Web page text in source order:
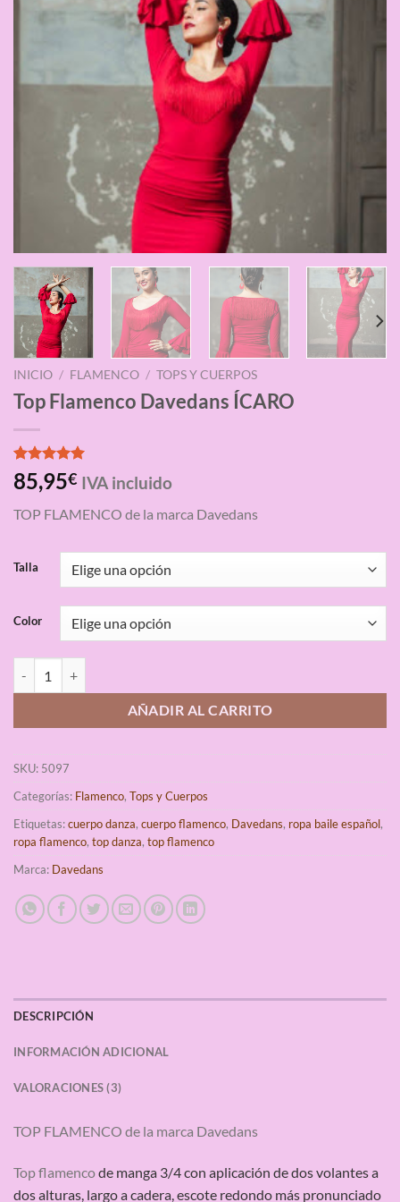
INICIO / FLAMENCO / TOPS Y CUERPOS
Top Flamenco Davedans ÍCARO
Valorado
con5.00
base a
3
85,95€ IVA incluido
TOP FLAMENCO de la marca Davedans
Talla
Color
AÑADIR AL CARRITO
SKU: 5097
Categorías: Flamenco, Tops y Cuerpos
Etiquetas:cuerpo danza, cuerpo flamenco, Davedans, ropa baile español,
ropa flamenco, top danza, top flamenco
Marca: Davedans
DESCRIPCIÓN
INFORMACIÓN ADICIONAL
VALORACIONES (3)
TOP FLAMENCO de la marca Davedans
Top flamencode manga 3/4con aplicación de dos volantes a
dos alturas, largo a cadera, escote redondo más pronunciado